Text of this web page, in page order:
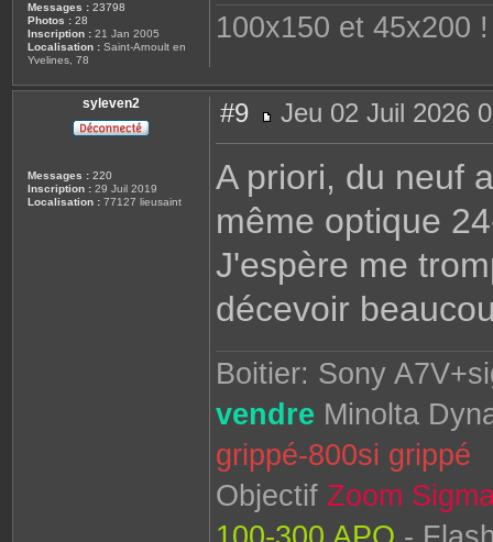
Messages : 23798
Photos : 28
Inscription : 21 Jan 2005
Localisation : Saint-Arnoult en
Yvelines, 78
100x150 et 45x200
syleven2
Messages : 220
Inscription : 29 Juil 2019
Localisation : 77127 lieusaint
#9
e
Jeu 02 Juil 2026
A priori, du neuf
même optique
J'espère me
décevoir
Boitier: Sony
vendre Minolta
grippé-800si grippé
Objectif Zoom